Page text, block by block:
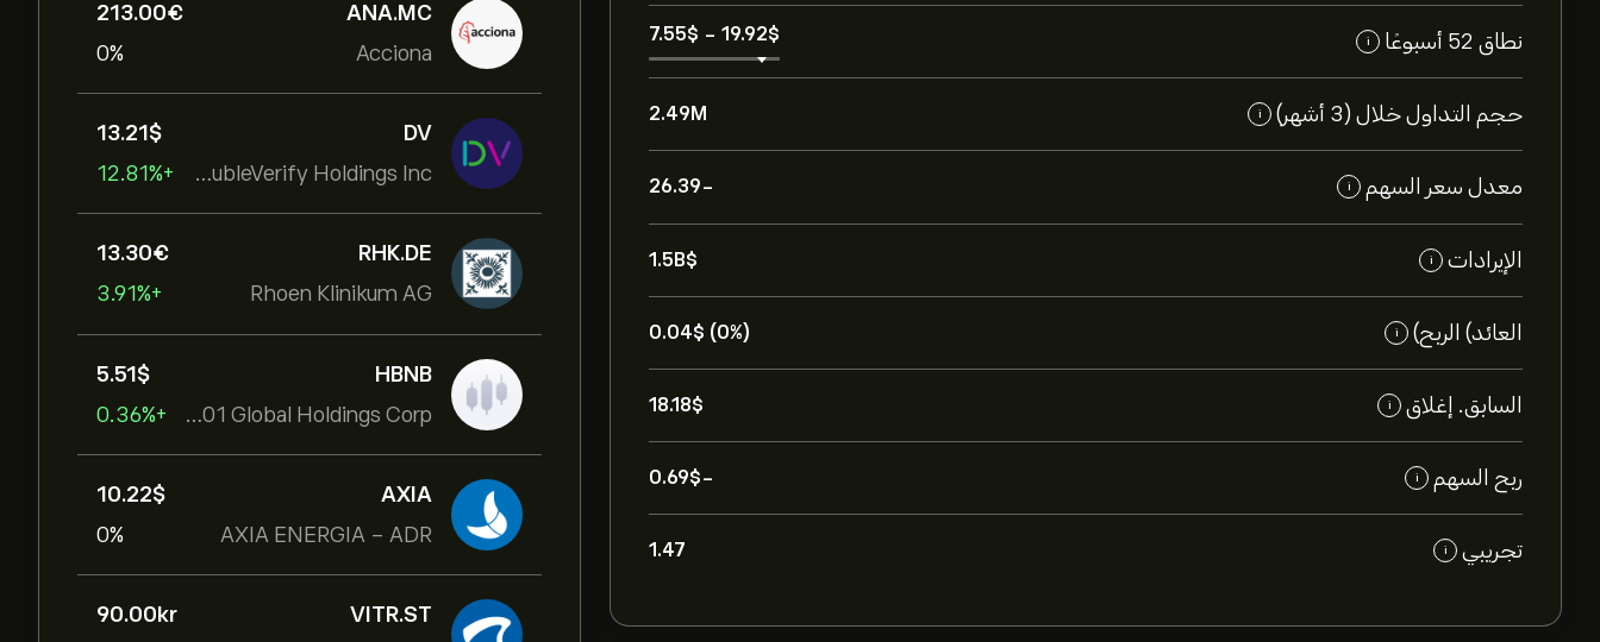
ANA.MC
Acciona
213.00‎€‎
0%
DV
DoubleVerify Holdings Inc
13.21‎$‎
+12.81%
RHK.DE
Rhoen Klinikum AG
13.30‎€‎
+3.91%
HBNB
Hotel101 Global Holdings Corp
5.51‎$‎
+0.36%
AXIA
AXIA ENERGIA - ADR
10.22‎$‎
0%
VITR.ST
90.00‎kr‎
نطاق 52 أسبوعًا i
7.55‎$‎ - 19.92‎$‎
حجم التداول خلال (3 أشهر) i
2.49M
معدل سعر السهم i
-26.39
الإيرادات i
1.5B‎$‎
العائد) الربح) i
0.04‎$‎ (0%)
السابق. إغلاق i
18.18‎$‎
ربح السهم i
-0.69‎$‎
تجريبي i
1.47